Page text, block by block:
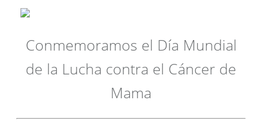
Conmemoramos el Día Mundial
de la Lucha contra el Cáncer de
Mama